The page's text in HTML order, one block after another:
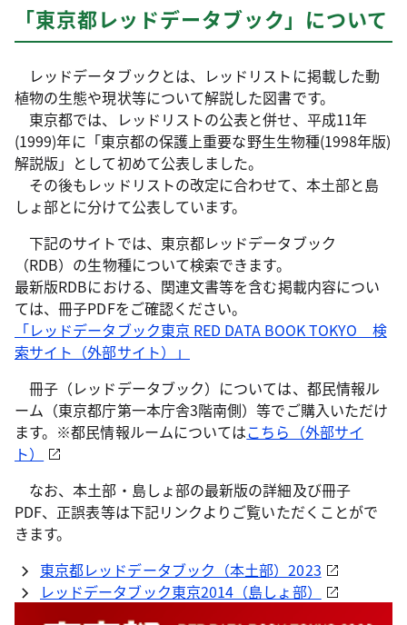
「東京都レッドデータブック」について
レッドデータブックとは、レッドリストに掲載した動
植物の生態や現状等について解説した図書です。
東京都では、レッドリストの公表と併せ、平成11年
(1999)年に「東京都の保護上重要な野生生物種(1998年版)
解説版」として初めて公表しました。
その後もレッドリストの改定に合わせて、本土部と島
しょ部とに分けて公表しています。
下記のサイトでは、東京都レッドデータブック
（RDB）の生物種について検索できます。
最新版RDBにおける、関連文書等を含む掲載内容につい
ては、冊子PDFをご確認ください。
「レッドデータブック東京 RED DATA BOOK TOKYO 検
索サイト（外部サイト）」
冊子（レッドデータブック）については、都民情報ル
ーム（東京都庁第一本庁舎3階南側）等でご購入いただけ
ます。※都民情報ルームについてはこちら（外部サイ
ト）
なお、本土部・島しょ部の最新版の詳細及び冊子
PDF、正誤表等は下記リンクよりご覧いただくことがで
きます。
東京都レッドデータブック（本土部）2023
レッドデータブック東京2014（島しょ部）